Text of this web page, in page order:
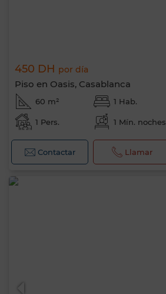
450 DH por día
Piso en Oasis, Casablanca
60 m² 1 Hab.
1 Pers. 1 Mín. noches
Contactar Llamar